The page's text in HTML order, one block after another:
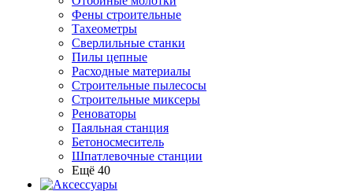
Фены строительные
Тахеометры
Сверлильные станки
Пилы цепные
Расходные материалы
Строительные пылесосы
Строительные миксеры
Реноваторы
Паяльная станция
Бетоносмеситель
Шпатлевочные станции
Ещё 40